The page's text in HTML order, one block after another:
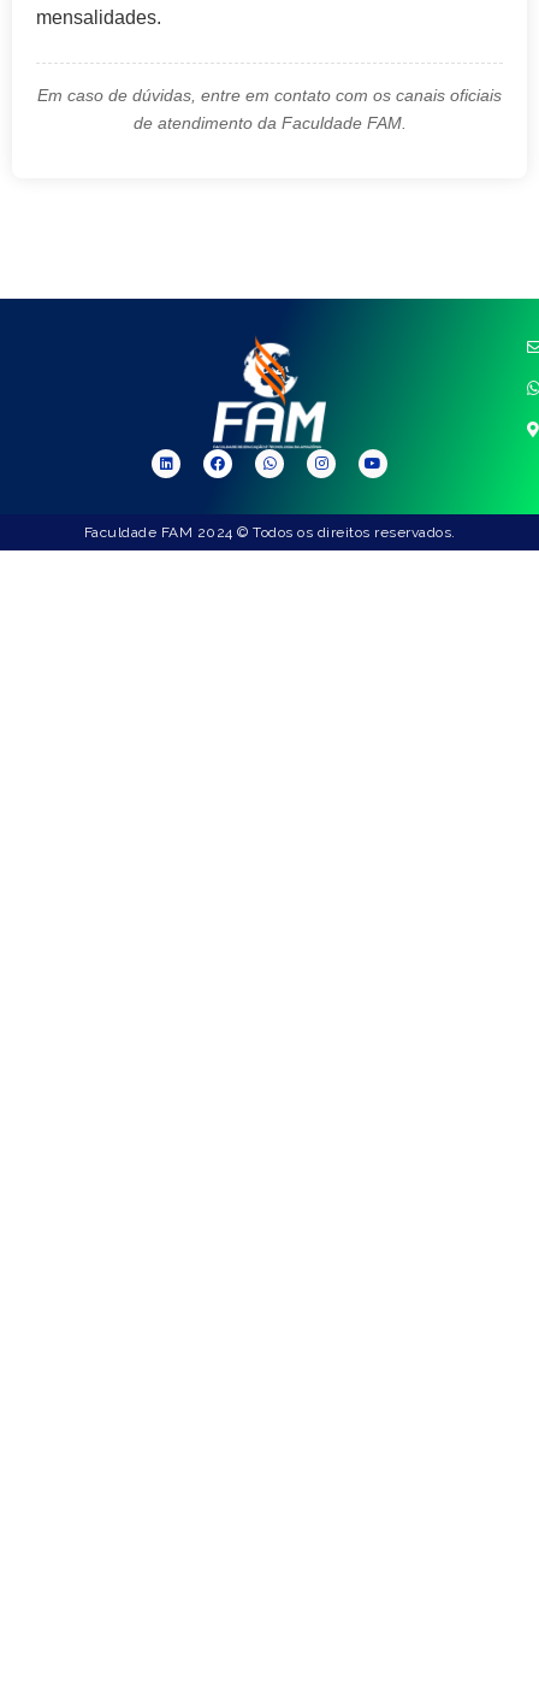
mensalidades.
Em caso de dúvidas, entre em contato com os canais oficiais
de atendimento da Faculdade FAM.
Faculdade FAM 2024 © Todos os direitos reservados.